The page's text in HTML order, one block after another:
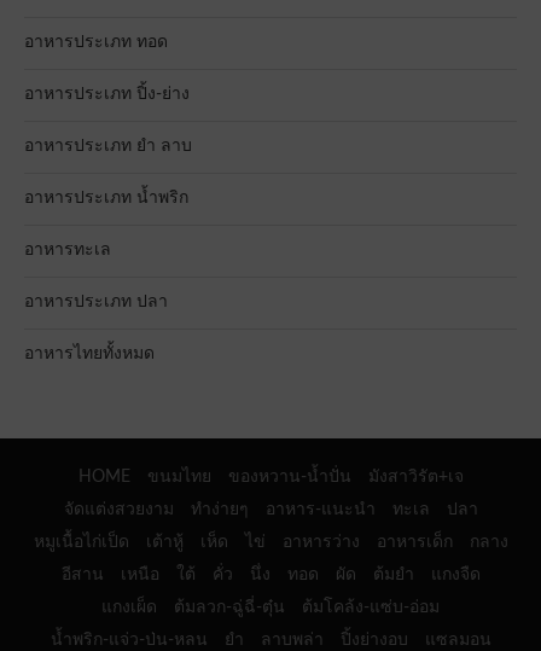
อาหารประเภท ทอด
อาหารประเภท ปิ้ง-ย่าง
อาหารประเภท ยำ ลาบ
อาหารประเภท น้ำพริก
อาหารทะเล
อาหารประเภท ปลา
อาหารไทยทั้งหมด
HOME ขนมไทย ของหวาน-น้ำปั่น
มังสาวิรัต+เจ
จัดแต่งสวยงาม
ทำง่ายๆ อาหาร-แนะนำ ทะเล
ปลา
หมูเนื้อไก่เป็ด
เต้าหู้ เห็ด ไข่ อาหารว่าง อาหารเด็ก
กลาง
อีสาน
เหนือ ใต้ คั่ว นึ่ง ทอด ผัด ต้มยำ
แกงจืด
แกงเผ็ด
ต้มลวก-ฉู่ฉี่-ตุ๋น
ต้มโคล้ง-แซ่บ-อ่อม
น้ำพริก-แจ่ว-ป่น-หลน
ยำ ลาบพล่า ปิ้งย่างอบ แซลมอน